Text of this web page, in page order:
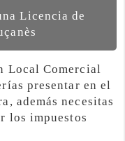
Licencia de
Local Comercial
presentar en el
además necesitas
los impuestos